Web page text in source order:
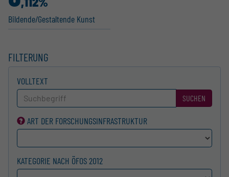
Bildende/Gestal­tende Kunst
FILTERUNG
VOLLTEXT
SUCHEN
ART DER FORSCHUNGS­INFRASTRUKTUR
KATEGORIE NACH ÖFOS 2012